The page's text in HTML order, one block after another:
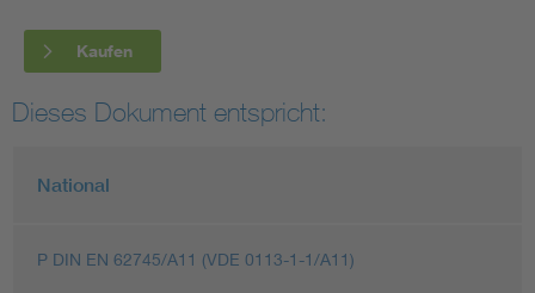
Circular Economy für mehr Ressourceneffizienz
Cybersecurity in der Industrieautomatisierung
DIN VDE 0100 für sichere Elektroinstallationen
Elektrofachkraft (EFK)
Kaufen
Dieses Dokument entspricht:
National
P DIN EN 62745/A11 (VDE 0113-1-1/A11)